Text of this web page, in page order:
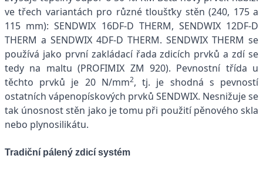
ve třech variantách pro různé tloušťky stěn (240, 175 a
115 mm): SENDWIX 16DF-D THERM, SENDWIX 12DF-D
THERM a SENDWIX 4DF-D THERM. SENDWIX THERM se
používá jako první zakládací řada zdicích prvků a zdí se
tedy na maltu (PROFIMIX ZM 920). Pevnostní třída u
těchto prvků je 20 N/mm2, tj. je shodná s pevností
ostatních vápenopískových prvků SENDWIX. Nesnižuje se
tak únosnost stěn jako je tomu při použití pěnového skla
nebo plynosilikátu.
Tradiční pálený zdicí systém